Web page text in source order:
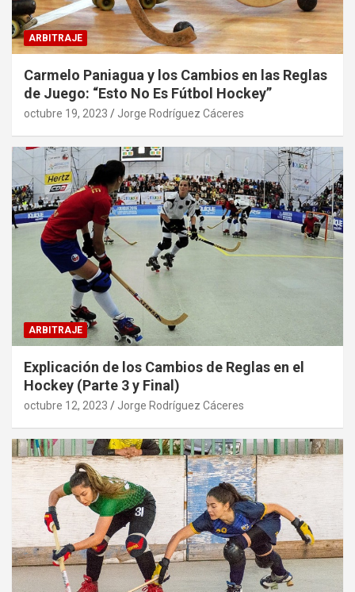
ARBITRAJE
Carmelo Paniagua y los Cambios en las Reglas
de Juego: “Esto No Es Fútbol Hockey”
octubre 19, 2023 Jorge Rodríguez Cáceres
ARBITRAJE
Explicación de los Cambios de Reglas en el
Hockey (Parte 3 y Final)
octubre 12, 2023 Jorge Rodríguez Cáceres